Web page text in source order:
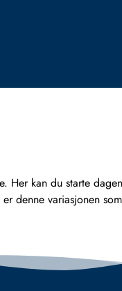
Her kan du starte
denne variasjonen